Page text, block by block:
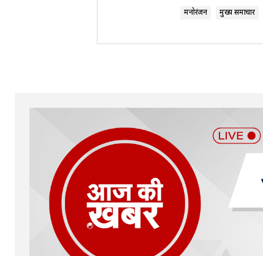
मनोरंजन मुख्य समाचार